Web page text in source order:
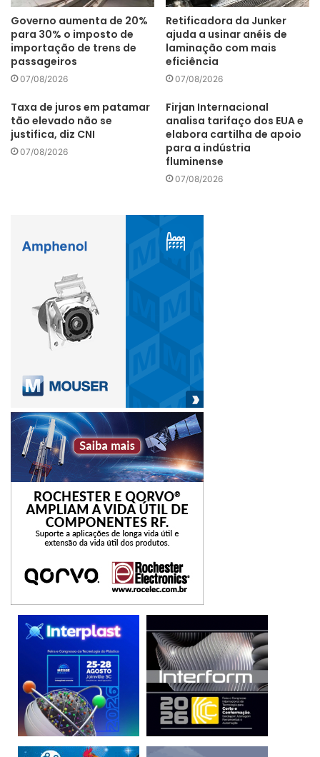
Governo aumenta de 20%
para 30% o imposto de
importação de trens de
passageiros
07/08/2026
Retificadora da Junker
ajuda a usinar anéis de
laminação com mais
eficiência
07/08/2026
Taxa de juros em patamar
tão elevado não se
justifica, diz CNI
07/08/2026
Firjan Internacional
analisa tarifaço dos EUA e
elabora cartilha de apoio
para a indústria
fluminense
07/08/2026